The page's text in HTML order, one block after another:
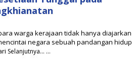
warga kerajaan tidak hanya diajarkan
negara sebuah pandangan hidup
Selanjutnya…